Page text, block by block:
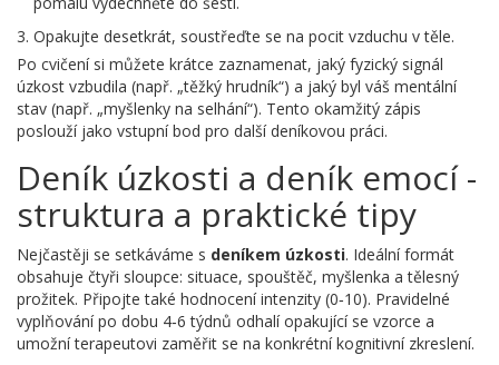
Opakujte desetkrát, soustřeďte se na pocit vzduchu v těle.
Po cvičení si můžete krátce zaznamenat, jaký fyzický signál
úzkost vzbudila (např. „těžký hrudník“) a jaký byl váš mentální
stav (např. „myšlenky na selhání“). Tento okamžitý zápis
poslouží jako vstupní bod pro další deníkovou práci.
Deník úzkosti a deník emocí -
struktura a praktické tipy
Nejčastěji se setkáváme s deníkem úzkosti. Ideální formát
obsahuje čtyři sloupce: situace, spouštěč, myšlenka a tělesný
prožitek. Připojte také hodnocení intenzity (0‑10). Pravidelné
vyplňování po dobu 4‑6 týdnů odhalí opakující se vzorce a
umožní terapeutovi zaměřit se na konkrétní kognitivní zkreslení.